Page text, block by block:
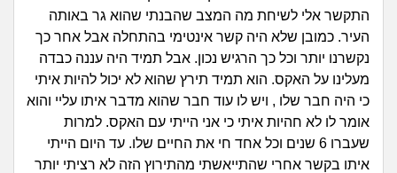
מהבקו"ם... ועד מתי?!
לימודים וסטודנטים
עבודה וקריירה
חברים ואנשים
התקשר אלי לשיחת מה המצב שהבנתי שהוא גר באותה
העיר. כמובן שלא היה קשר אינטימי בהתחלה אבל אחר כך
נקשרנו יותר וכל כך הרגיש נכון. אבל תמיד היה עננה כבדה
מעלינו על האקס. הוא תמיד תירץ שהוא לא יכול להיות איתי
כי היה חבר שלו , ויש לו עוד חבר שהוא מדבר איתו עליי והוא
אומר לו לא חהיות איתי כי אני הייתי עם האקס. למרות
שעברו 6 שנים וכל אחד חי את החיים שלו. עד היום הייתי
איתו בקשר אחרי שהתייאשתי מהתירוץ הזה לא רציתי יותר